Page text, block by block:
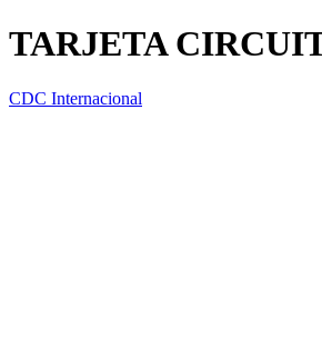
TARJETA
CDC Internacional